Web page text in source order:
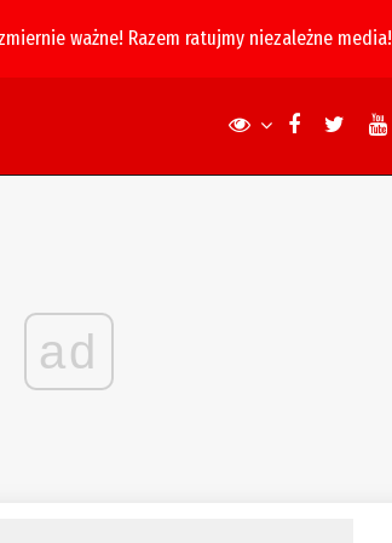
ważne! Razem ratujmy niezależne media!
ad